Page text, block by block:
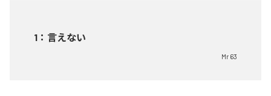
1 ： 言えない
Mr 63